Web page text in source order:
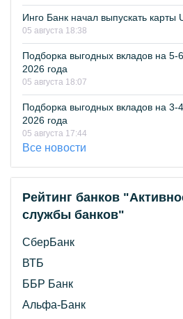
Инго Банк начал выпускать карты
05 августа 18:38
Подборка выгодных вкладов на 5-
2026 года
05 августа 18:07
Подборка выгодных вкладов на 3-
2026 года
05 августа 17:44
Все новости
Рейтинг банков
службы банков"
СберБанк
ВТБ
ББР Банк
Альфа-Банк